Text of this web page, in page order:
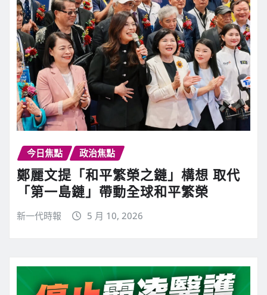
今日焦點 政治焦點
鄭麗文提「和平繁榮之鏈」構想 取代
「第一島鏈」帶動全球和平繁榮
新一代時報 5 月 10, 2026